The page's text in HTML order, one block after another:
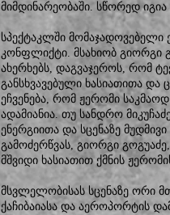
მიმდინარეობაში. სწორედ
სპექტაკლში მომაჯადოვებელი
კონფლიქტი. მსახიობ გიორგი
ახერხებს, დაგვაჯეროს, რომ
განსხვავებული ხასიათითა
ეჩვენება, რომ ჟერომი
ადამიანია. თუ სანდრო
ენერგიითა და სცენაზე
გამოძერწვას, გიორგი
მშვიდი ხასიათით ქმნის
მსვლელობისას სცენაზე ორი
ქაჩიბაიასა და აეროპორტის